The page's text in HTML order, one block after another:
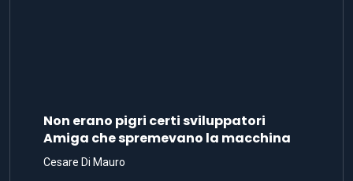
Non erano pigri certi sviluppatori
Amiga che spremevano la macchina
Cesare Di Mauro